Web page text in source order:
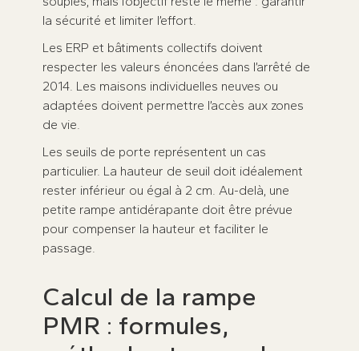
la sécurité et limiter l’effort.
Les ERP et bâtiments collectifs doivent
respecter les valeurs énoncées dans l’arrêté de
2014. Les maisons individuelles neuves ou
adaptées doivent permettre l’accès aux zones
de vie.
Les seuils de porte représentent un cas
particulier. La hauteur de seuil doit idéalement
rester inférieur ou égal à 2 cm. Au-delà, une
petite rampe antidérapante doit être prévue
pour compenser la hauteur et faciliter le
passage.
Calcul de la rampe
PMR : formules,